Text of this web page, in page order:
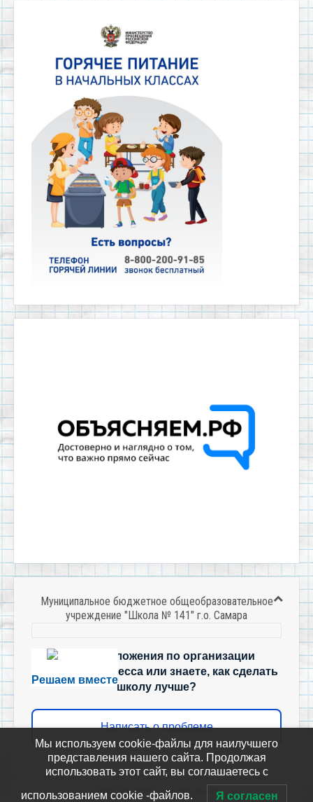
Муниципальное бюджетное общеобразовательное
учреждение "Школа № 141" г.о. Самара
Решаем вместе
Есть предложения по организации
учебного процесса или знаете, как сделать
школу лучше?
Написать о проблеме
Политика-оператора-персональных-данных-в-отношении-
обработки-персональных-данных
Мы используем cookie-файлы для наилучшего
представления нашего сайта. Продолжая
использовать этот сайт, вы соглашаетесь с
использованием cookie -файлов. Я согласен